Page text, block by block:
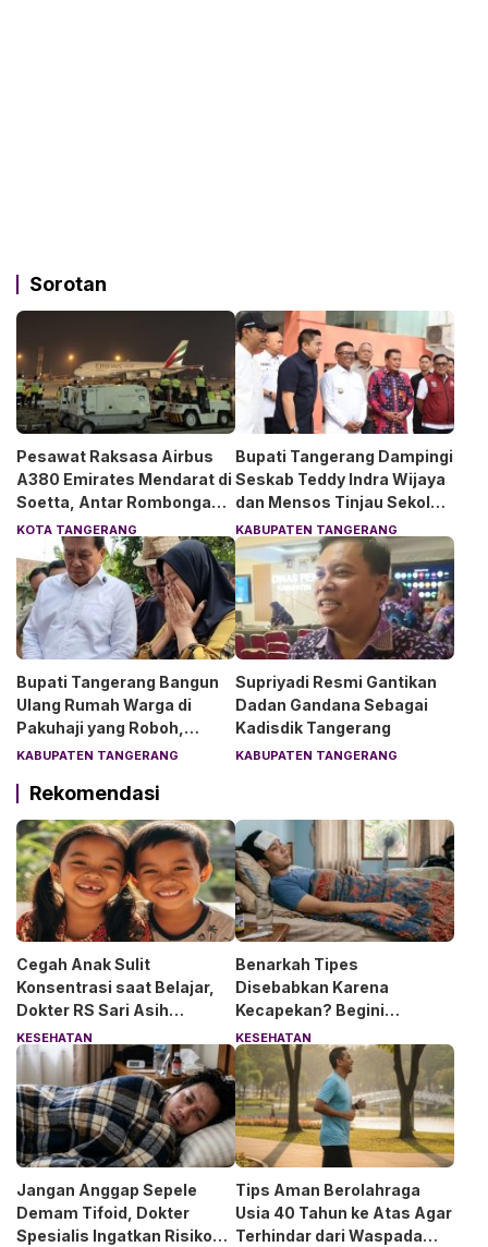
Sorotan
Pesawat Raksasa Airbus
A380 Emirates Mendarat di
Soetta, Antar Rombongan
Chelsea dan AC Milan
KOTA TANGERANG
Bupati Tangerang Dampingi
Seskab Teddy Indra Wijaya
dan Mensos Tinjau Sekolah
Rakyat di Curug
KABUPATEN TANGERANG
Bupati Tangerang Bangun
Ulang Rumah Warga di
Pakuhaji yang Roboh,
Pemilik Menangis Haru
KABUPATEN TANGERANG
Supriyadi Resmi Gantikan
Dadan Gandana Sebagai
Kadisdik Tangerang
KABUPATEN TANGERANG
Rekomendasi
Cegah Anak Sulit
Konsentrasi saat Belajar,
Dokter RS Sari Asih
Anjurkan 6 Asupan Ini
KESEHATAN
Benarkah Tipes
Disebabkan Karena
Kecapekan? Begini
Penjelasan Dokter RS Sari
Asih Bintaro
KESEHATAN
Jangan Anggap Sepele
Demam Tifoid, Dokter
Spesialis Ingatkan Risiko
Tips Aman Berolahraga
Usia 40 Tahun ke Atas Agar
Terhindar dari Waspada